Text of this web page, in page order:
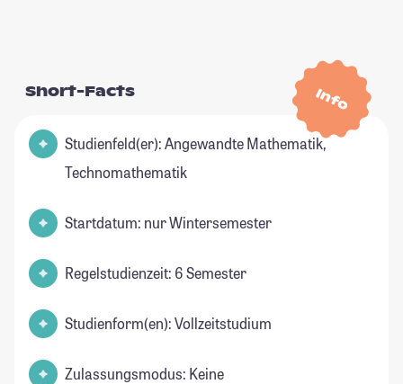
Info
Short-Facts
Studienfeld(er): Angewandte Mathematik,
Technomathematik
Startdatum: nur Wintersemester
Regelstudienzeit: 6 Semester
Studienform(en): Vollzeitstudium
Zulassungsmodus: Keine